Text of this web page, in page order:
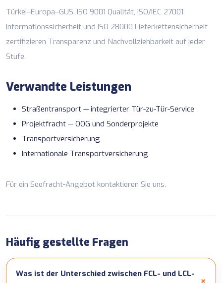
Türkei–Europa–GUS. ISO 9001 Qualität, ISO/IEC 27001
Informationssicherheit und ISO 28000 Lieferkettensicherheit
zertifizieren Transparenz und Nachvollziehbarkeit auf jeder
Stufe.
Verwandte Leistungen
Straßentransport — integrierter Tür-zu-Tür-Service
Projektfracht — OOG und Sonderprojekte
Transportversicherung
Internationale Transportversicherung
Für ein Seefracht-Angebot kontaktieren Sie uns.
Häufig gestellte Fragen
Was ist der Unterschied zwischen FCL- und LCL-